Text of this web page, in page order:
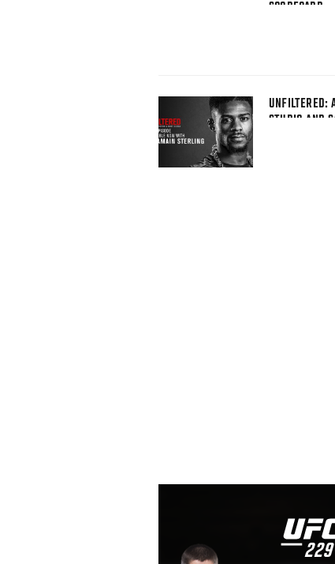
SCORECARD
UNFILTERED:
STUDIO AND
UFC
229
229